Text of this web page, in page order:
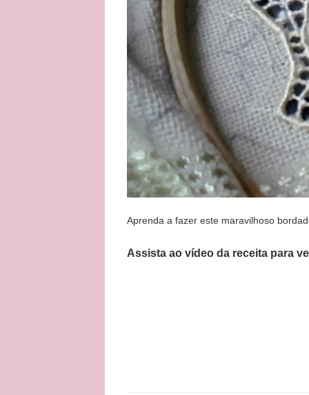
Aprenda a fazer este maravilhoso
Assista ao vídeo da receita para